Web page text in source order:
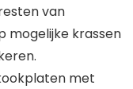
van
mogelijke krassen
met